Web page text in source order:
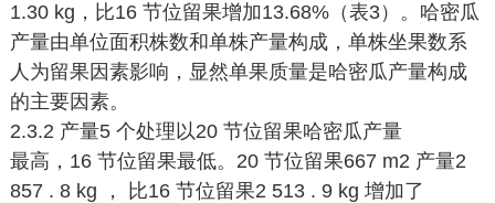
1.30 kg，比16 节位留果增加13.68%（表3）。哈密瓜
产量由单位面积株数和单株产量构成，单株坐果数系
人为留果因素影响，显然单果质量是哈密瓜产量构成
的主要因素。
2.3.2 产量5 个处理以20 节位留果哈密瓜产量
最高，16 节位留果最低。20 节位留果667 m2 产量2
857 . 8 kg ， 比16 节位留果2 513 . 9 kg 增加了